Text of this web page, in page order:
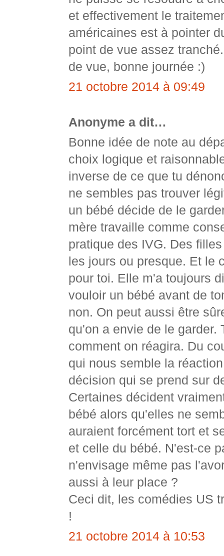
et effectivement le
américaines est à pointer
point de vue assez
de vue, bonne journée :)
21 octobre 2014 à 09:49
Anonyme a dit…
Bonne idée de note au
choix logique et
inverse de ce que tu
ne sembles pas trouver
un bébé décide de le
mère travaille comme
pratique des IVG. Des
les jours ou presque. Et le
pour toi. Elle m'a toujours
vouloir un bébé avant de
non. On peut aussi être
qu'on a envie de le garder.
comment on réagira. Du
qui nous semble la
décision qui se prend sur
Certaines décident
bébé alors qu'elles ne
auraient forcément tort et
et celle du bébé. N'est-ce
n'envisage même pas
aussi à leur place ?
Ceci dit, les comédies US
!
21 octobre 2014 à 10:53